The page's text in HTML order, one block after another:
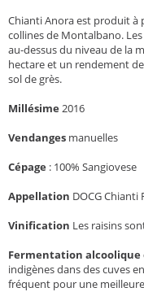
Chianti Anora est produit à
collines de Montalbano.
au-dessus du niveau de la
hectare et un rendement
sol de grès.
Millésime 2016
Vendanges manuelles
Cépage : 100% Sangiovese
Appellation DOCG Chianti
Vinification Les raisins
Fermentation
indigènes dans des cuves
fréquent pour une